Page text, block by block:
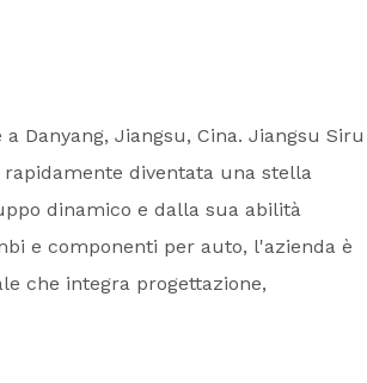
Danyang, Jiangsu, Cina. Jiangsu Siru
rapidamente diventata una stella
dinamico e dalla sua abilità
e componenti per auto, l'azienda è
che integra progettazione,